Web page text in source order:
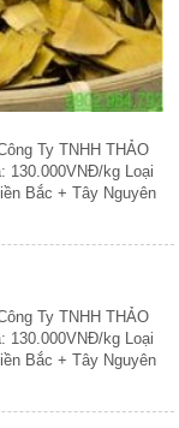
Ty TNHH THẢO
130.000VNĐ/kg Loại
Bắc + Tây Nguyên
Ty TNHH THẢO
130.000VNĐ/kg Loại
Bắc + Tây Nguyên